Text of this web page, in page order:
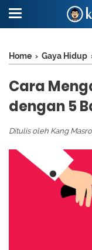
Home › Gaya Hidup
Cara
dengan 5
Ditulis oleh Kang